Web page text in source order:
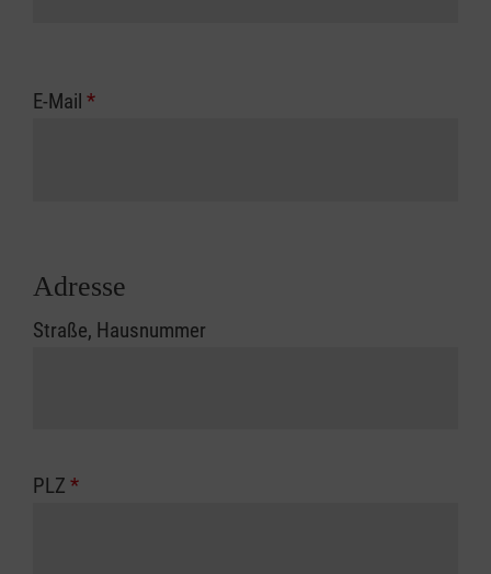
E-Mail *
Adresse
Straße, Hausnummer
PLZ *